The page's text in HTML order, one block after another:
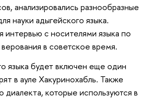
анализировались разнообразные
науки адыгейского языка.
с носителями языка по
в советское время.
языка будет включен еще один
в ауле Хакуринохабль. Также
которые используются в